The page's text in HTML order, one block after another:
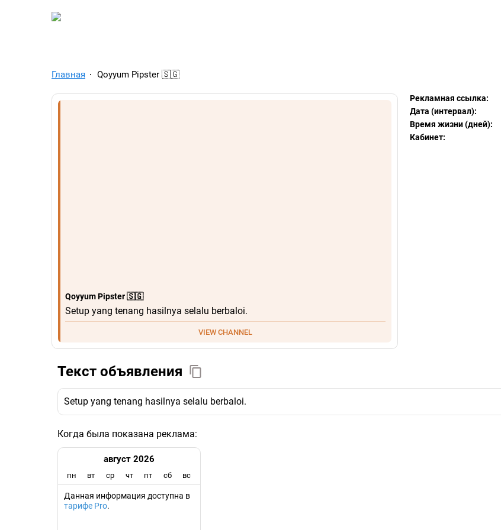
TelegramAds.com — Telegram Ads Spy
Главная Qoyyum Pipster 🇸🇬
Qoyyum Pipster 🇸🇬
Setup yang tenang hasilnya selalu berbaloi.
VIEW CHANNEL
Рекламная ссылка:
Дата (интервал):
Время жизни (дней):
Кабинет:
Текст объявления
Setup yang tenang hasilnya selalu berbaloi.
Когда была показана реклама:
август 2026
пн вт ср чт пт сб вс
Данная информация доступна в
тарифе Pro.